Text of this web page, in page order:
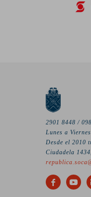
2901 8448 /
Lunes a
Desde el 2010
Ciudadela
 